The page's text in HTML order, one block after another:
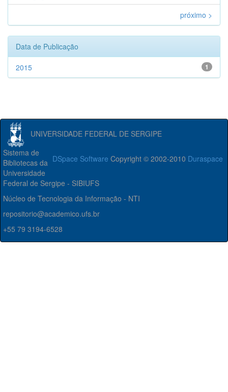
próximo >
Data de Publicação
1
2015
UNIVERSIDADE FEDERAL DE SERGIPE
DSpace Software Copyright © 2002-2010 Duraspace
Sistema de
Bibliotecas da
Universidade
Federal de Sergipe - SIBIUFS
Núcleo de Tecnologia da Informação - NTI
repositorio@academico.ufs.br
+55 79 3194-6528